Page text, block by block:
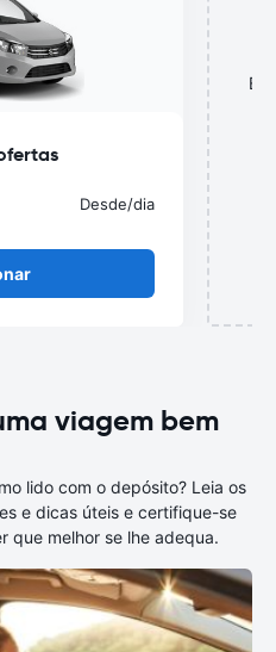
Desde/dia
viagem bem
lido com o depósito? Leia os
e dicas úteis e certifique-se
que melhor se lhe adequa.